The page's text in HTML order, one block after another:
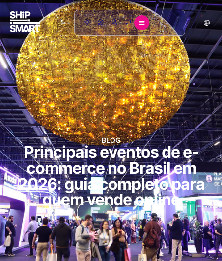
BLOG
Principais eventos de e-
commerce no Brasil em
2026: guia completo para
quem vende online